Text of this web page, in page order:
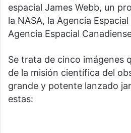
espacial James Webb, un
la NASA, la Agencia
Agencia Espacial
Se trata de cinco imágenes
de la misión científica del
grande y potente lanzado
estas: